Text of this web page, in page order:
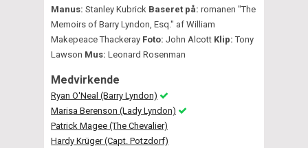
Manus: Stanley Kubrick Baseret på: romanen "The
Memoirs of Barry Lyndon, Esq." af William
Makepeace Thackeray Foto: John Alcott Klip: Tony
Lawson Mus: Leonard Rosenman
Medvirkende
Ryan O'Neal (Barry Lyndon)
Marisa Berenson (Lady Lyndon)
Patrick Magee (The Chevalier)
Hardy Krüger (Capt. Potzdorf)